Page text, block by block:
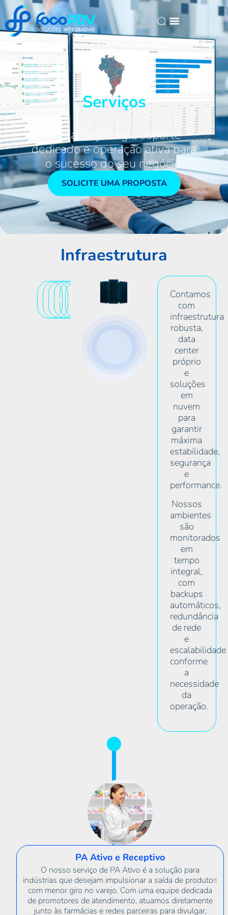
Serviços
Implantação ágil, suporte
dedicado e operação ativa para
o sucesso do seu negócio.
SOLICITE UMA PROPOSTA
Infraestrutura
Contamos
com
infraestrutura
robusta,
data
center
próprio
e
soluções
em
nuvem
para
garantir
máxima
estabilidade,
segurança
e
performance.
Nossos
ambientes
são
monitorados
em
tempo
integral,
com
backups
automáticos,
redundância
de rede
e
escalabilidade
conforme
a
necessidade
da
operação.
de produtos
dedicada
diretamente
divulgar,
Implantação
Cuidamos de toda a jornada de
metodologia própria, garantindo
estratégia, tecnologia e operação.
forma consultiva para entender o
adaptar os processos e garantir que